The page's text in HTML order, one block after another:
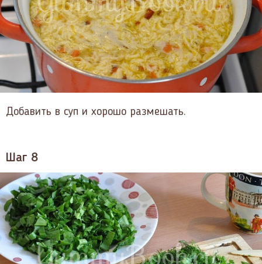
Добавить в суп и хорошо размешать.
Шаг 8